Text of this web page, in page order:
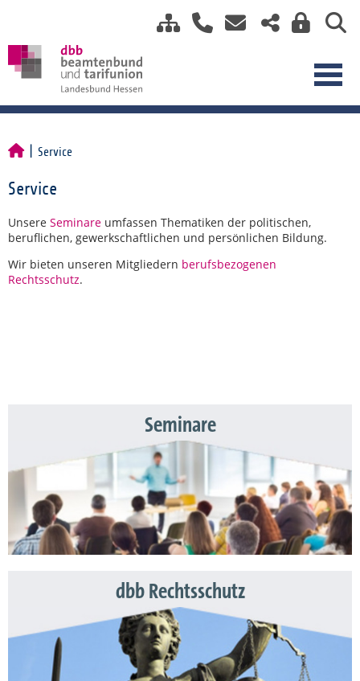
Service
Service
Unsere Seminare umfassen Thematiken der politischen,
beruflichen, gewerkschaftlichen und persönlichen Bildung.
Wir bieten unseren Mitgliedern berufsbezogenen
Rechtsschutz.
Seminare
dbb Rechtsschutz